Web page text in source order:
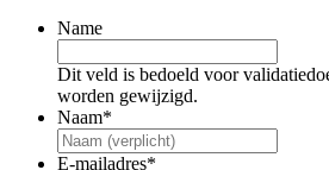
Name
Dit veld is bedoeld voor
worden gewijzigd.
Naam*
E-mailadres*